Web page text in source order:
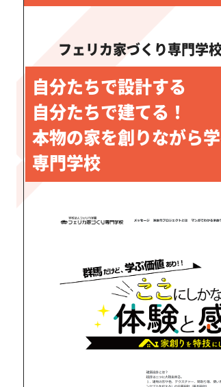
フェリカ家づくり専門学
自分たちで設計する
自分たちで建てる！
本物の家を創りながら
専門学校